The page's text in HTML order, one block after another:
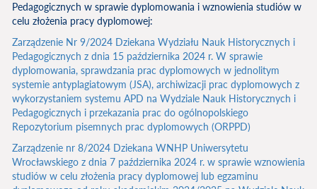
Pedagogicznych w sprawie dyplomowania i wznowienia studiów w
celu złożenia pracy dyplomowej:
Zarządzenie Nr 9/2024 Dziekana Wydziału Nauk Historycznych i
Pedagogicznych z dnia 15 października 2024 r. W sprawie
dyplomowania, sprawdzania prac dyplomowych w jednolitym
systemie antyplagiatowym (JSA), archiwizacji prac dyplomowych z
wykorzystaniem systemu APD na Wydziale Nauk Historycznych i
Pedagogicznych i przekazania prac do ogólnopolskiego
Repozytorium pisemnych prac dyplomowych (ORPPD)
Zarządzenie nr 8/2024 Dziekana WNHP Uniwersytetu
Wrocławskiego z dnia 7 października 2024 r. w sprawie wznowienia
studiów w celu złożenia pracy dyplomowej lub egzaminu